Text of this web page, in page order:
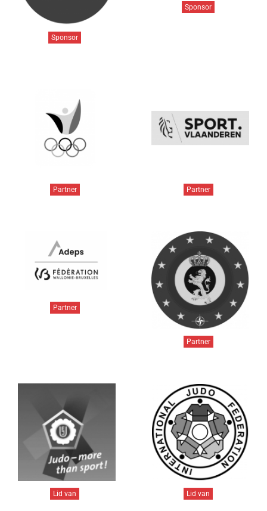
Sponsor
Sponsor
Partner Partner
Partner
Partner
Lid van Lid van